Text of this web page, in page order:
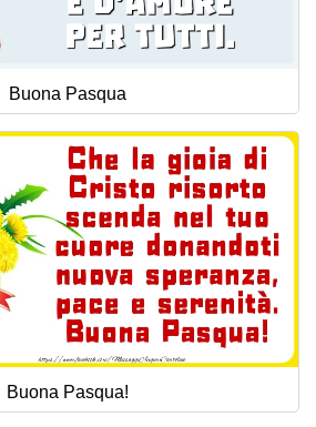
Buona Pasqua
Buona Pasqua!